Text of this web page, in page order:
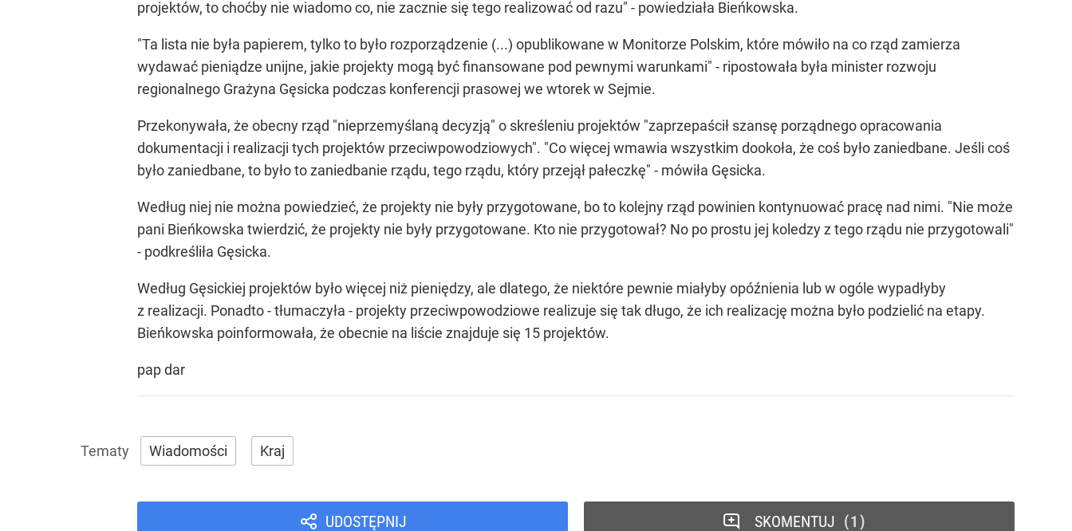
projektów, to choćby nie wiadomo co, nie zacznie się tego realizować od razu" - powiedziała Bieńkowska.
"Ta lista nie była papierem, tylko to było rozporządzenie (...) opublikowane w Monitorze Polskim, które mówiło na co rząd zamierza
wydawać pieniądze unijne, jakie projekty mogą być finansowane pod pewnymi warunkami" - ripostowała była minister rozwoju
regionalnego Grażyna Gęsicka podczas konferencji prasowej we wtorek w Sejmie.
Przekonywała, że obecny rząd "nieprzemyślaną decyzją" o skreśleniu projektów "zaprzepaścił szansę porządnego opracowania
dokumentacji i realizacji tych projektów przeciwpowodziowych". "Co więcej wmawia wszystkim dookoła, że coś było zaniedbane. Jeśli coś
było zaniedbane, to było to zaniedbanie rządu, tego rządu, który przejął pałeczkę" - mówiła Gęsicka.
Według niej nie można powiedzieć, że projekty nie były przygotowane, bo to kolejny rząd powinien kontynuować pracę nad nimi. "Nie może
pani Bieńkowska twierdzić, że projekty nie były przygotowane. Kto nie przygotował? No po prostu jej koledzy z tego rządu nie przygotowali"
- podkreśliła Gęsicka.
Według Gęsickiej projektów było więcej niż pieniędzy, ale dlatego, że niektóre pewnie miałyby opóźnienia lub w ogóle wypadłyby
z realizacji. Ponadto - tłumaczyła - projekty przeciwpowodziowe realizuje się tak długo, że ich realizację można było podzielić na etapy.
Bieńkowska poinformowała, że obecnie na liście znajduje się 15 projektów.
pap dar
Wiadomości Kraj
UDOSTĘPNIJ SKOMENTUJ 1